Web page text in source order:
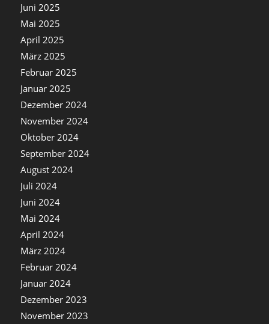
Juni 2025
Mai 2025
April 2025
März 2025
Februar 2025
Januar 2025
Dezember 2024
November 2024
Oktober 2024
September 2024
August 2024
Juli 2024
Juni 2024
Mai 2024
April 2024
März 2024
Februar 2024
Januar 2024
Dezember 2023
November 2023